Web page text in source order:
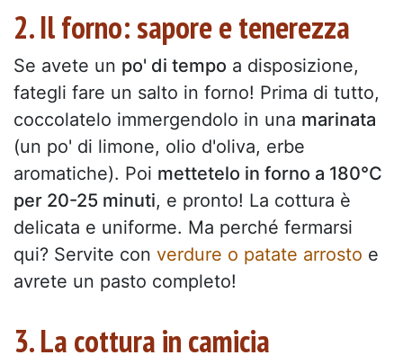
2. Il forno: sapore e tenerezza
Se avete un po' di tempo a disposizione,
fategli fare un salto in forno! Prima di tutto,
coccolatelo immergendolo in una marinata
(un po' di limone, olio d'oliva, erbe
aromatiche). Poi mettetelo in forno a 180°C
per 20-25 minuti, e pronto! La cottura è
delicata e uniforme. Ma perché fermarsi
qui? Servite con verdure o patate arrosto e
avrete un pasto completo!
3. La cottura in camicia